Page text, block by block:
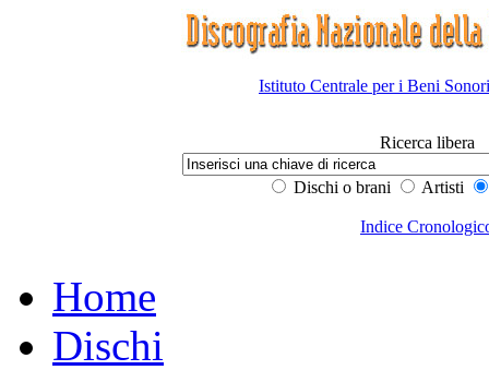
Istituto Centrale per i Beni
Ricerca libera
Dischi o brani Artisti
Indice
Home
Dischi